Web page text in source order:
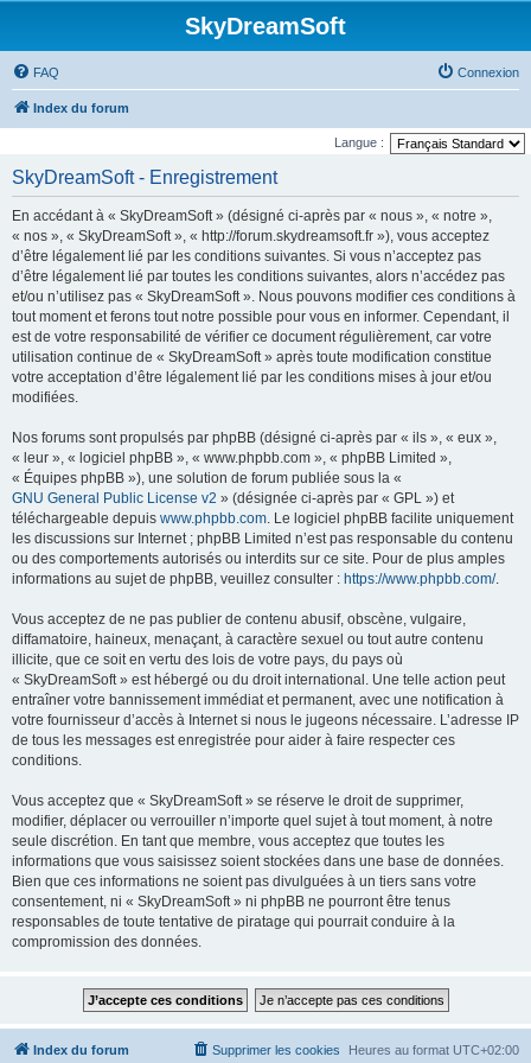
SkyDreamSoft
FAQ Connexion
Index du forum
Langue :
SkyDreamSoft - Enregistrement
En accédant à « SkyDreamSoft » (désigné ci-après par « nous », « notre »,
« nos », « SkyDreamSoft », « http://forum.skydreamsoft.fr »), vous acceptez
d’être légalement lié par les conditions suivantes. Si vous n’acceptez pas
d’être légalement lié par toutes les conditions suivantes, alors n’accédez pas
et/ou n’utilisez pas « SkyDreamSoft ». Nous pouvons modifier ces conditions à
tout moment et ferons tout notre possible pour vous en informer. Cependant, il
est de votre responsabilité de vérifier ce document régulièrement, car votre
utilisation continue de « SkyDreamSoft » après toute modification constitue
votre acceptation d’être légalement lié par les conditions mises à jour et/ou
modifiées.
Nos forums sont propulsés par phpBB (désigné ci-après par « ils », « eux »,
« leur », « logiciel phpBB », « www.phpbb.com », « phpBB Limited »,
« Équipes phpBB »), une solution de forum publiée sous la «
GNU General Public License v2 » (désignée ci-après par « GPL ») et
téléchargeable depuis www.phpbb.com. Le logiciel phpBB facilite uniquement
les discussions sur Internet ; phpBB Limited n’est pas responsable du contenu
ou des comportements autorisés ou interdits sur ce site. Pour de plus amples
informations au sujet de phpBB, veuillez consulter : https://www.phpbb.com/.
Vous acceptez de ne pas publier de contenu abusif, obscène, vulgaire,
diffamatoire, haineux, menaçant, à caractère sexuel ou tout autre contenu
illicite, que ce soit en vertu des lois de votre pays, du pays où
« SkyDreamSoft » est hébergé ou du droit international. Une telle action peut
entraîner votre bannissement immédiat et permanent, avec une notification à
votre fournisseur d’accès à Internet si nous le jugeons nécessaire. L’adresse IP
de tous les messages est enregistrée pour aider à faire respecter ces
conditions.
Vous acceptez que « SkyDreamSoft » se réserve le droit de supprimer,
modifier, déplacer ou verrouiller n’importe quel sujet à tout moment, à notre
seule discrétion. En tant que membre, vous acceptez que toutes les
informations que vous saisissez soient stockées dans une base de données.
Bien que ces informations ne soient pas divulguées à un tiers sans votre
consentement, ni « SkyDreamSoft » ni phpBB ne pourront être tenus
responsables de toute tentative de piratage qui pourrait conduire à la
compromission des données.
Index du forum Heures au format UTC+02:00
Supprimer les cookies